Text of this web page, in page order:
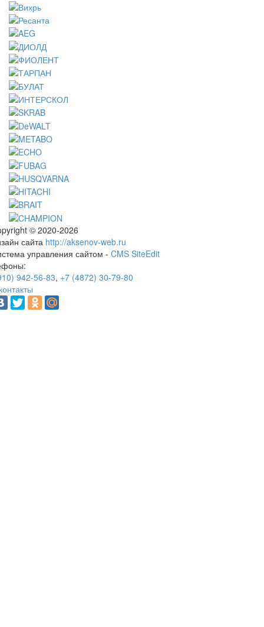
© 2020-2026
сайта http://aksenov-web.ru
управления сайтом - CMS SiteEdit
942-56-83, +7 (4872) 30-79-80